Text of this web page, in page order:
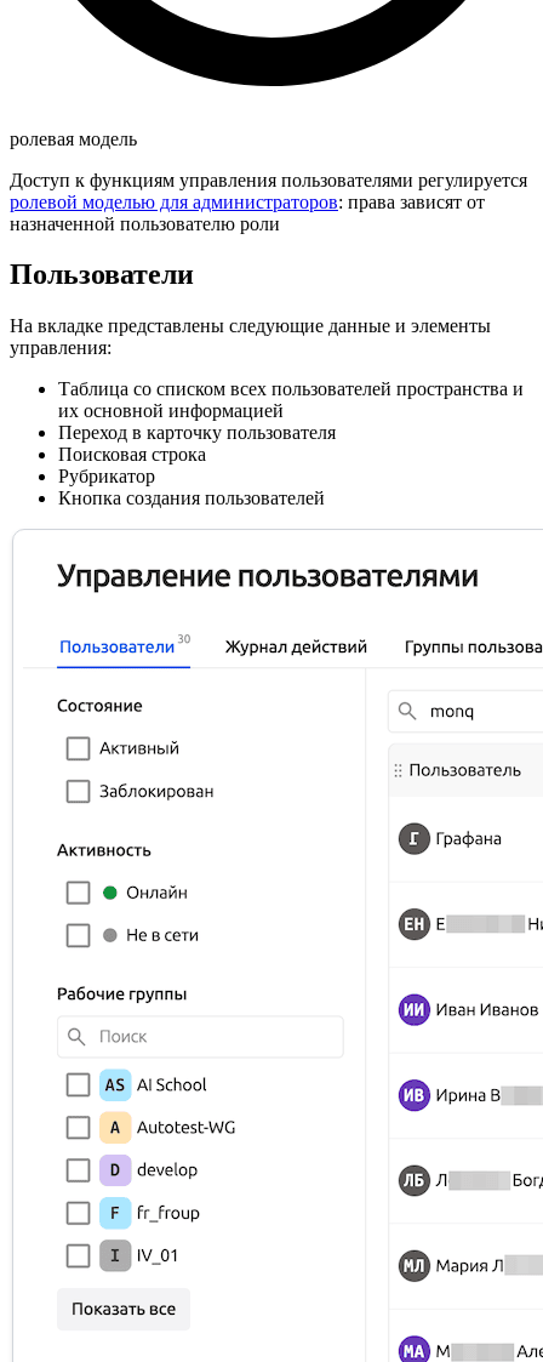
ролевая модель
Доступ к функциям управления пользователями регулируется
ролевой моделью для администраторов: права зависят от
назначенной пользователю роли
Пользователи
На вкладке представлены следующие данные и элементы
управления:
Таблица со списком всех пользователей пространства и
их основной информацией
Переход в карточку пользователя
Поисковая строка
Рубрикатор
Кнопка создания пользователей